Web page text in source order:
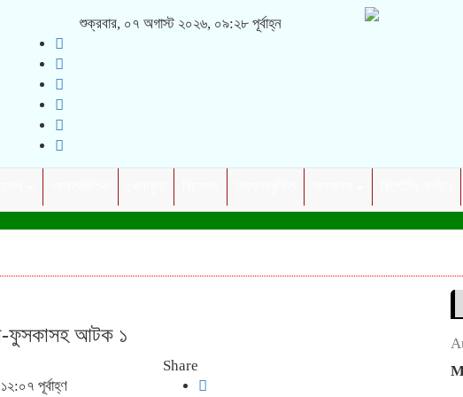
শুক্রবার, ০৭ অগাস্ট ২০২৬, ০৯:২৮ পূর্বাহ্ন
ফুসকাসহ আটক ১
পূর্বাহ্ণ
Share